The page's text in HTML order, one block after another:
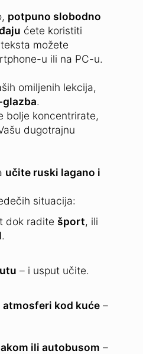
potpuno slobodno
ćete koristiti
možete
u ili na PC-u.
omiljenih lekcija,
.
bolje koncentrirate,
dugotrajnu
učite ruski lagano i
situacija:
dok radite šport, ili
.
– i usput učite.
atmosferi kod kuće –
ili autobusom –